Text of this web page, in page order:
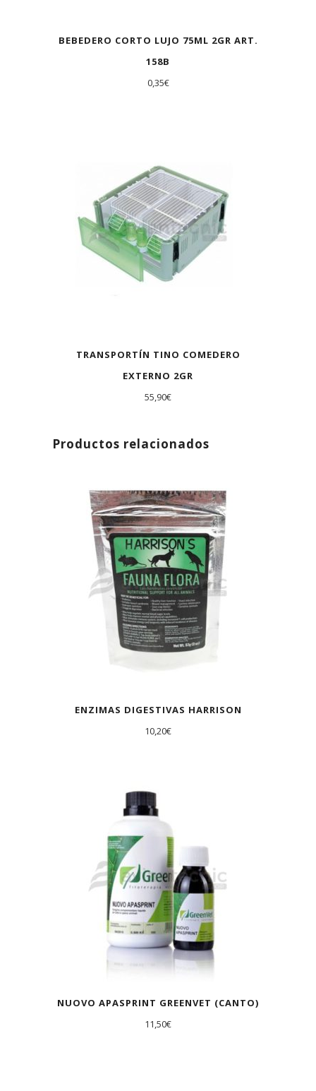
BEBEDERO CORTO LUJO 75ML 2GR ART.
158B
0,35€
TRANSPORTÍN TINO COMEDERO
EXTERNO 2GR
55,90€
Productos relacionados
ENZIMAS DIGESTIVAS HARRISON
10,20€
NUOVO APASPRINT GREENVET (CANTO)
11,50€